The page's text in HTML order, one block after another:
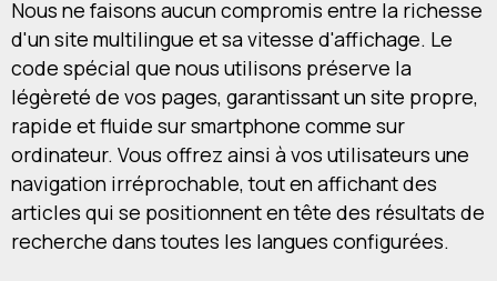
Nous ne faisons aucun compromis entre la richesse
d'un site multilingue et sa vitesse d'affichage. Le
code spécial que nous utilisons préserve la
légèreté de vos pages, garantissant un site propre,
rapide et fluide sur smartphone comme sur
ordinateur. Vous offrez ainsi à vos utilisateurs une
navigation irréprochable, tout en affichant des
articles qui se positionnent en tête des résultats de
recherche dans toutes les langues configurées.